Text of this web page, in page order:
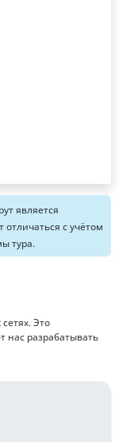
является
с учётом
тура.
Это
нас разрабатывать